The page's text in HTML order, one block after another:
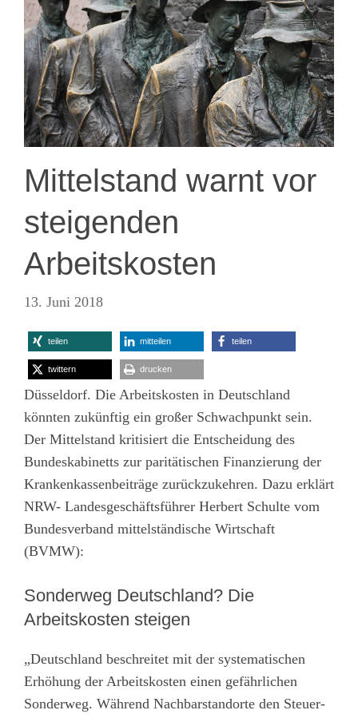
Mittelstand warnt vor
steigenden
Arbeitskosten
13. Juni 2018
teilen mitteilen teilen
twittern drucken
Düsseldorf. Die Arbeitskosten in Deutschland
könnten zukünftig ein großer Schwachpunkt sein.
Der Mittelstand kritisiert die Entscheidung des
Bundeskabinetts zur paritätischen Finanzierung der
Krankenkassenbeiträge zurückzukehren. Dazu erklärt
NRW- Landesgeschäftsführer Herbert Schulte vom
Bundesverband mittelständische Wirtschaft
(BVMW):
Sonderweg Deutschland? Die
Arbeitskosten steigen
„Deutschland beschreitet mit der systematischen
Erhöhung der Arbeitskosten einen gefährlichen
Sonderweg. Während Nachbarstandorte den Steuer-